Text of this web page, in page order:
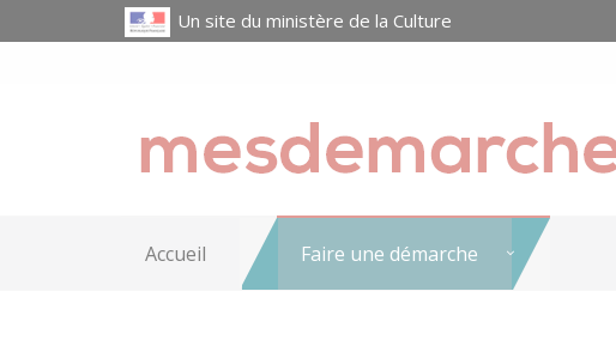
Un site du ministère de la Culture
Accueil Faire une démarche